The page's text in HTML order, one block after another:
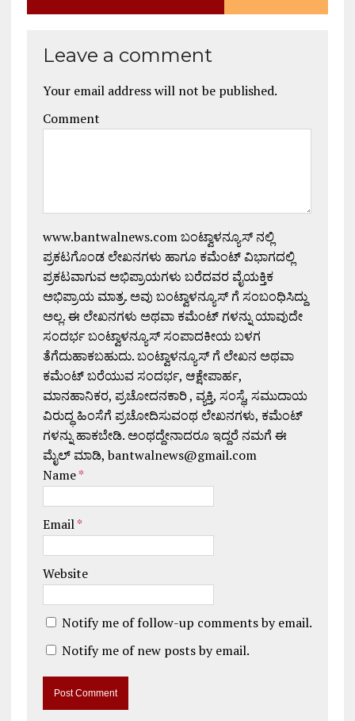
Leave a comment
Your email address will not be published.
Comment
www.bantwalnews.com ಬಂಟ್ವಾಳನ್ಯೂಸ್ ನಲ್ಲಿ
ಪ್ರಕಟಗೊಂಡ ಲೇಖನಗಳು ಹಾಗೂ ಕಮೆಂಟ್ ವಿಭಾಗದಲ್ಲಿ
ಪ್ರಕಟವಾಗುವ ಅಭಿಪ್ರಾಯಗಳು ಬರೆದವರ ವೈಯಕ್ತಿಕ
ಅಭಿಪ್ರಾಯ ಮಾತ್ರ. ಅವು ಬಂಟ್ವಾಳನ್ಯೂಸ್ ಗೆ ಸಂಬಂಧಿಸಿದ್ದು
ಅಲ್ಲ. ಈ ಲೇಖನಗಳು ಅಥವಾ ಕಮೆಂಟ್ ಗಳನ್ನು ಯಾವುದೇ
ಸಂದರ್ಭ ಬಂಟ್ವಾಳನ್ಯೂಸ್ ಸಂಪಾದಕೀಯ ಬಳಗ
ತೆಗೆದುಹಾಕಬಹುದು. ಬಂಟ್ವಾಳನ್ಯೂಸ್ ಗೆ ಲೇಖನ ಅಥವಾ
ಕಮೆಂಟ್ ಬರೆಯುವ ಸಂದರ್ಭ, ಆಕ್ಷೇಪಾರ್ಹ,
ಮಾನಹಾನಿಕರ, ಪ್ರಚೋದನಕಾರಿ , ವ್ಯಕ್ತಿ, ಸಂಸ್ಥೆ, ಸಮುದಾಯ
ವಿರುದ್ಧ ಹಿಂಸೆಗೆ ಪ್ರಚೋದಿಸುವಂಥ ಲೇಖನಗಳು, ಕಮೆಂಟ್
ಗಳನ್ನು ಹಾಕಬೇಡಿ. ಅಂಥದ್ದೇನಾದರೂ ಇದ್ದರೆ ನಮಗೆ ಈ
ಮೈಲ್ ಮಾಡಿ, bantwalnews@gmail.com
Name*
Email*
Website
Notify me of follow-up comments by email.
Notify me of new posts by email.